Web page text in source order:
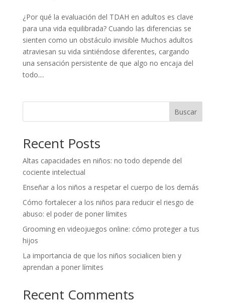
¿Por qué la evaluación del TDAH en adultos es clave
para una vida equilibrada? Cuando las diferencias se
sienten como un obstáculo invisible Muchos adultos
atraviesan su vida sintiéndose diferentes, cargando
una sensación persistente de que algo no encaja del
todo....
Buscar
Recent Posts
Altas capacidades en niños: no todo depende del
cociente intelectual
Enseñar a los niños a respetar el cuerpo de los demás
Cómo fortalecer a los niños para reducir el riesgo de
abuso: el poder de poner límites
Grooming en videojuegos online: cómo proteger a tus
hijos
La importancia de que los niños socialicen bien y
aprendan a poner límites
Recent Comments